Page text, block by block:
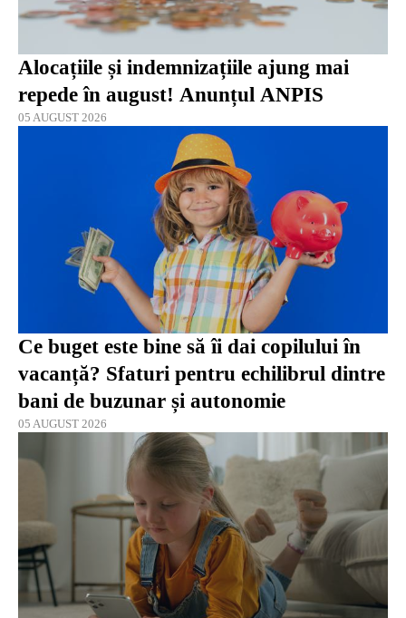
Alocațiile și indemnizațiile ajung mai
repede în august! Anunțul ANPIS
05 AUGUST 2026
Ce buget este bine să îi dai copilului în
vacanță? Sfaturi pentru echilibrul dintre
bani de buzunar și autonomie
05 AUGUST 2026